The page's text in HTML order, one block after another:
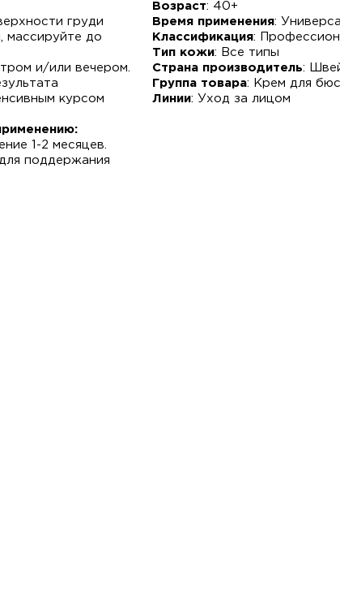
груди
массируйте до
и/или вечером.
курсом
1-2 месяцев.
поддержания
Возраст: 40+
Время применения:
Классификация:
Тип кожи: Все типы
Страна производитель:
Группа товара: Крем для
Линии: Уход за лицом